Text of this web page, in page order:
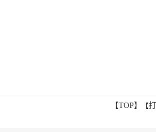
【TOP】 【